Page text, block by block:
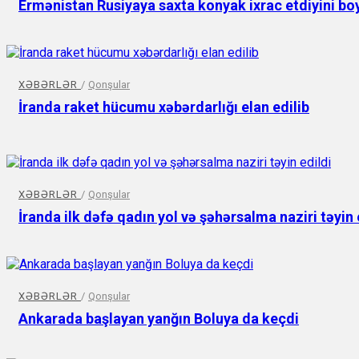
Ermənistan Rusiyaya saxta konyak ixrac etdiyini
XƏBƏRLƏR / Qonşular
İranda raket hücumu xəbərdarlığı elan edilib
XƏBƏRLƏR / Qonşular
İranda ilk dəfə qadın yol və şəhərsalma naziri təyin
XƏBƏRLƏR / Qonşular
Ankarada başlayan yanğın Boluya da keçdi